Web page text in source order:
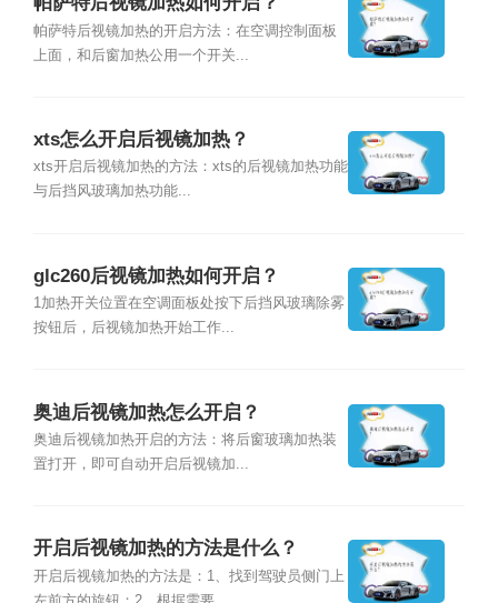
帕萨特后视镜加热的开启方法：在空调控制面板
上面，和后窗加热公用一个开关...
xts怎么开启后视镜加热？
xts开启后视镜加热的方法：xts的后视镜加热功能
与后挡风玻璃加热功能...
glc260后视镜加热如何开启？
1加热开关位置在空调面板处按下后挡风玻璃除雾
按钮后，后视镜加热开始工作...
奥迪后视镜加热怎么开启？
奥迪后视镜加热开启的方法：将后窗玻璃加热装
置打开，即可自动开启后视镜加...
开启后视镜加热的方法是什么？
开启后视镜加热的方法是：1、找到驾驶员侧门上